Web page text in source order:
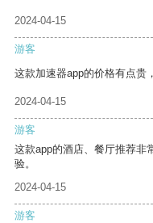
2024-04-15
游客
这款加速器app的价格有点贵
2024-04-15
游客
这款app的酒店、餐厅推荐非
验。
2024-04-15
游客